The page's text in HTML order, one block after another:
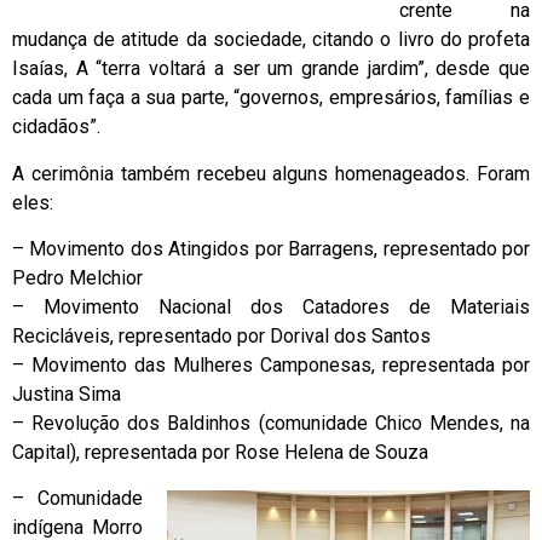
crente na
mudança de atitude da sociedade, citando o livro do profeta
Isaías, A “terra voltará a ser um grande jardim”, desde que
cada um faça a sua parte, “governos, empresários, famílias e
cidadãos”.
A cerimônia também recebeu alguns homenageados. Foram
eles:
– Movimento dos Atingidos por Barragens, representado por
Pedro Melchior
– Movimento Nacional dos Catadores de Materiais
Recicláveis, representado por Dorival dos Santos
– Movimento das Mulheres Camponesas, representada por
Justina Sima
– Revolução dos Baldinhos (comunidade Chico Mendes, na
Capital), representada por Rose Helena de Souza
– Comunidade
indígena Morro